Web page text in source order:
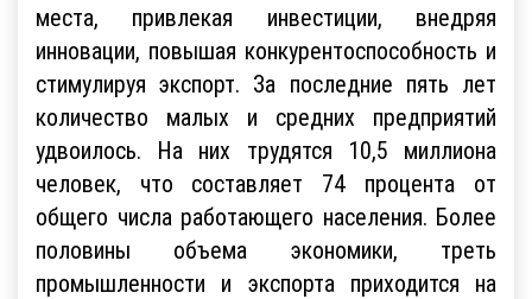
места, привлекая инвестиции, внедряя
инновации, повышая конкурентоспособность и
стимулируя экспорт. За последние пять лет
количество малых и средних предприятий
удвоилось. На них трудятся 10,5 миллиона
человек, что составляет 74 процента от
общего числа работающего населения. Более
половины объема экономики, треть
промышленности и экспорта приходится на